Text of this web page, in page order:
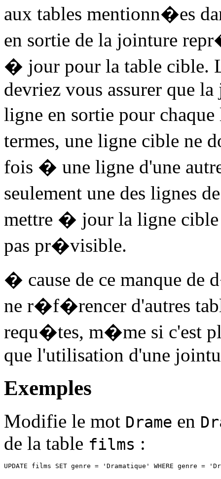
aux tables mentionn�es
en sortie de la jointure
� jour pour la table cible.
devriez vous assurer que
ligne en sortie pour
termes, une ligne cible ne
fois � une ligne d'une
seulement une des lignes
mettre � jour la ligne
pas pr�visible.
� cause de ce manque
ne r�f�rencer d'autres
requ�tes, m�me si c'est
que l'utilisation d'une
Exemples
Modifie le mot Drame en
de la table films :
UPDATE films SET genre = 'Dramatique' WHERE genre =